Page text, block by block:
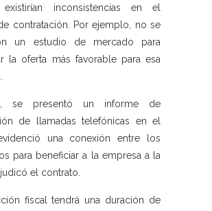
existirían inconsistencias en el
contratación. Por ejemplo, no se
un estudio de mercado para
la oferta más favorable para esa
se presentó un informe de
de llamadas telefónicas en el
una conexión entre los
para beneficiar a la empresa a la
el contrato.
fiscal tendrá una duración de